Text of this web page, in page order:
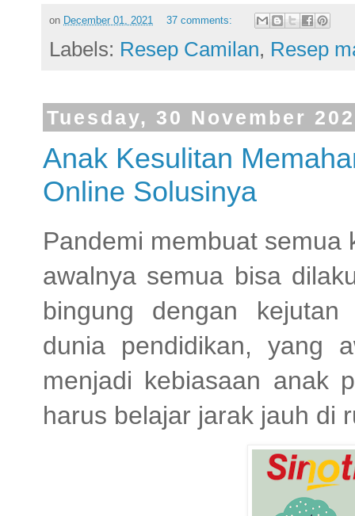
on December 01, 2021 37 comments:
Labels: Resep Camilan, Resep
Tuesday, 30 November
Anak Kesulitan
Online Solusinya
Pandemi membuat
awalnya semua bisa
bingung dengan
dunia pendidikan, yang
menjadi kebiasaan anak
harus belajar jarak jauh di